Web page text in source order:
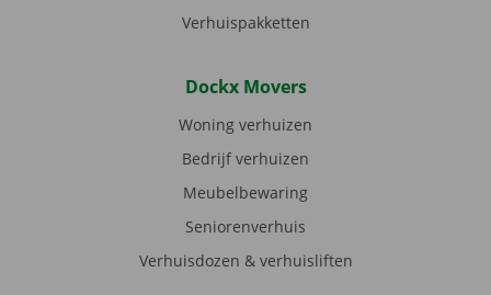
Verhuispakketten
Dockx Movers
Woning verhuizen
Bedrijf verhuizen
Meubelbewaring
Seniorenverhuis
Verhuisdozen & verhuisliften